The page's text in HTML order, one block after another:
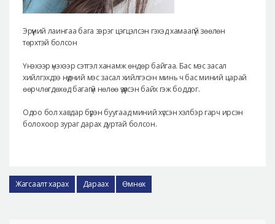
Эрүүний лаингаа бага зэрэг цэгцэлсэн гэхэд хамаагүй зөөлөн
төрхтэй болсон
Үнэхээр үнэхээр сэтгэл ханамж өндөр байгаа. Бас мэс засал
хийлгэхдээ нүдний мэс засал хийлгэсэн минь ч бас миний царай
өөрчлөгдөхөд багагүй нөлөө үзүүлсэн байх гэж боддог.
Одоо бол хавдар бүрэн буугаад миний хүссэн хэлбэр гарч ирсэн
болохоор зураг дарах дуртай болсон.
Жагсаалт харах Дараах Өмнөх